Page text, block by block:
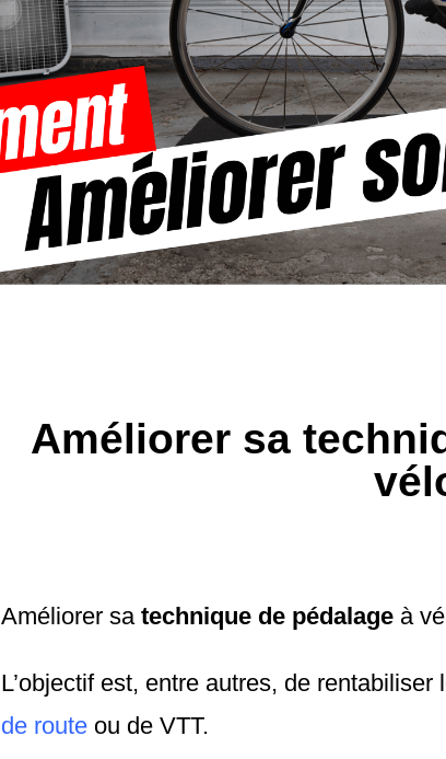
Améliorer sa
Améliorer sa technique de pédalage à
L’objectif est, entre autres, de rentabiliser
de route ou de VTT.